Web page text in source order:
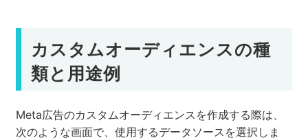
カスタムオーディエンスの種
類と用途例
Meta広告のカスタムオーディエンスを作成する際は、
次のような画面で、使用するデータソースを選択しま